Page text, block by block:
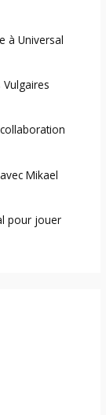
à Universal
Mikael
pour jouer